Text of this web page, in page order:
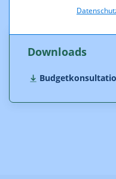
Downloads